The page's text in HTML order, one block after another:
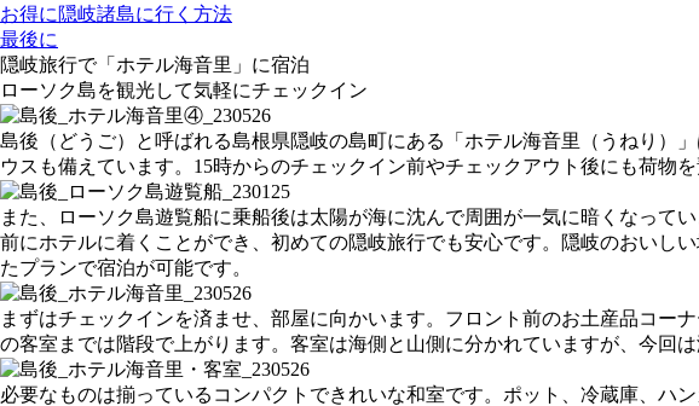
お得に隠岐諸島に行く方法
最後に
隠岐旅行で「ホテル海音里」に宿泊
ローソク島を観光して気軽にチェックイン
島後（どうご）と呼ばれる島根県隠岐の島町にある「ホテル海音里（うねり）
ウスも備えています。15時からのチェックイン前やチェックアウト後にも荷物
また、ローソク島遊覧船に乗船後は太陽が海に沈んで周囲が一気に暗くなって
前にホテルに着くことができ、初めての隠岐旅行でも安心です。隠岐のおいし
たプランで宿泊が可能です。
まずはチェックインを済ませ、部屋に向かいます。フロント前のお土産品コー
の客室までは階段で上がります。客室は海側と山側に分かれていますが、今回は
必要なものは揃っているコンパクトできれいな和室です。ポット、冷蔵庫、ハ